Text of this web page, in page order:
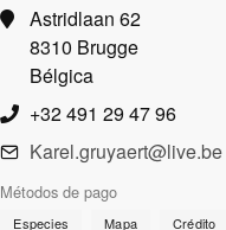
Astridlaan 62
8310 Brugge
Bélgica
+32 491 29 47 96
Karel.gruyaert@live.be
Métodos de pago
Especies Mapa Crédito